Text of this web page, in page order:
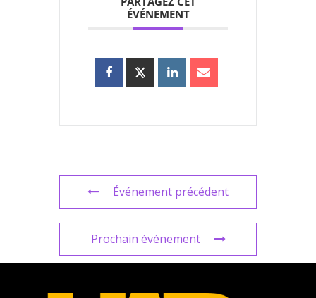
ÉVÉNEMENT
Événement précédent
Prochain événement